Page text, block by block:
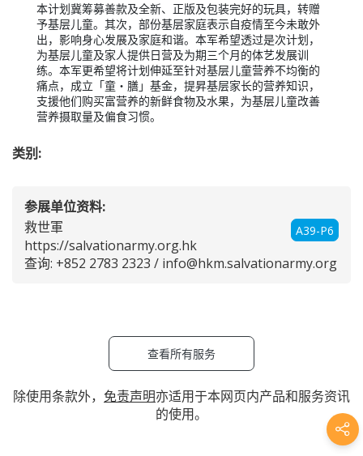
本计划冀筹募善款及全新、正版及包装完好的玩具，转赠
予基层儿童。其次，部份基层家庭表示自疫情至今未敢外
出，影响身心发展及家庭和谐。本军希望透过是次计划，
为基层儿童及家人提供日营及为期三个月的体艺发展训
练。本军更希望将计划伸延至针对基层儿童营养不均衡的
痛点，成立「童‧膳」基金，提昇基层家长的营养知识，
支援他们购买富营养的新鲜食物及水果，为基层儿童改善
营养摄取量及偏食习惯。
类别:
参展单位资料:
A39-P6
救世軍
https://salvationarmy.org.hk
查询: +852 2783 2323 / info@hkm.salvationarmy.org
查看所有服务
除使用条款外， 免责声明亦适用于本网页内产品和服务资讯
的使用。